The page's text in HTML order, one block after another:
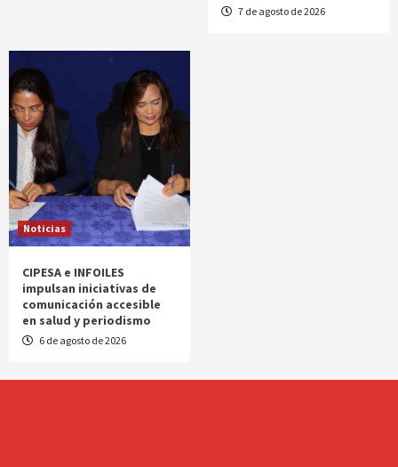
7 de agosto de 2026
Noticias
CIPESA e INFOILES
impulsan iniciativas de
comunicación accesible
en salud y periodismo
6 de agosto de 2026